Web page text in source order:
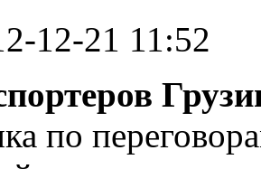
12-21 11:52
по